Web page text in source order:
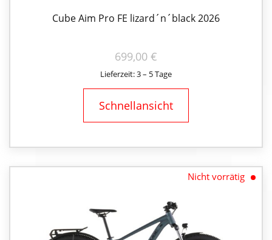
Cube Aim Pro FE lizard´n´black 2026
699,00 €
Lieferzeit: 3 – 5 Tage
Schnellansicht
Nicht vorrätig